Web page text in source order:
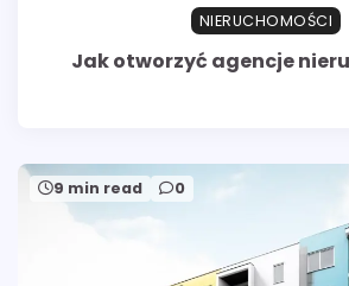
NIERUCHOMOŚCI
Jak otworzyć agencje
9 min read 0